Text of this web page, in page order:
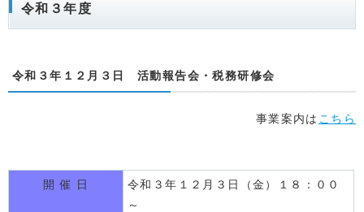
令和３年度
令和３年１２月３日 活動報告会・税務研修会
事業案内は こちら
開 催 日
令和３年１２月３日（金）１８：００
～